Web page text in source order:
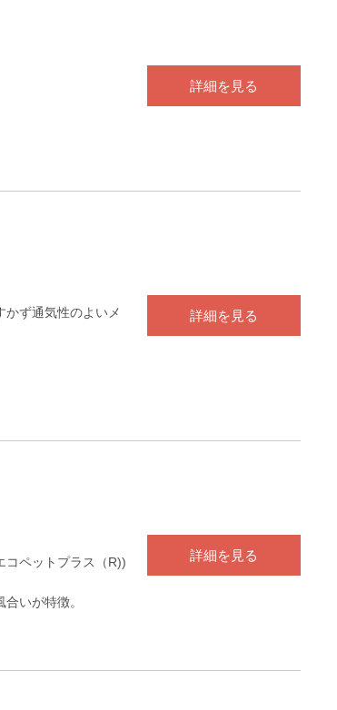
詳細を見る
ず通気性のよいメ
詳細を見る
コペットプラス（R))
いが特徴。
詳細を見る